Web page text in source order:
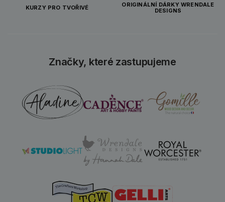
KURZY PRO TVOŘIVÉ
ORIGINÁLNÍ DÁRKY WRENDALE
DESIGNS
Značky, které zastupujeme